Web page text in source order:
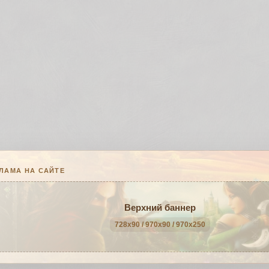
НА САЙТЕ
Верхний баннер
728x90 / 970x90 / 970x250